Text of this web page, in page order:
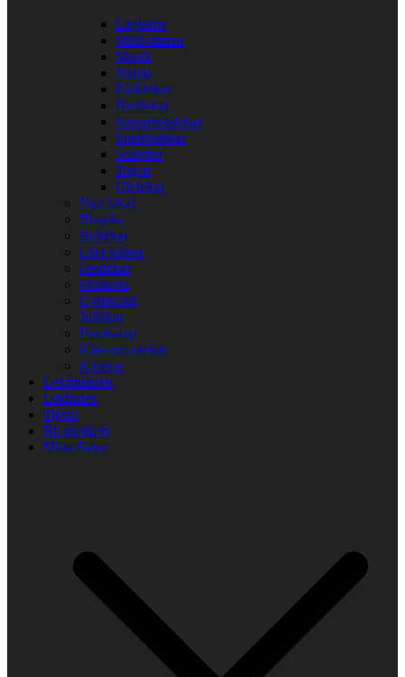
Laglekar
Midsommar
Musik
Namn
Påsklekar
Rastlekar
Samarbetslekar
Snabbalekar
Stafetter
Tagen
Utelekar
Nya lekar
Blandat
Bollekar
Lära känna
Festlekar
Förskola
Gympasal
Jullekar
Femkamp
Klassrumslekar
Kluriga
Lekfinnaren
Lekindex
Tipsa!
Bli medlem
Mina Sidor